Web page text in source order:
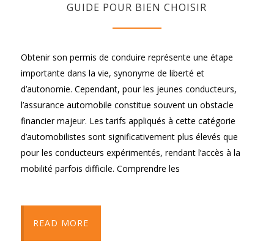
GUIDE POUR BIEN CHOISIR
Obtenir son permis de conduire représente une étape
importante dans la vie, synonyme de liberté et
d’autonomie. Cependant, pour les jeunes conducteurs,
l’assurance automobile constitue souvent un obstacle
financier majeur. Les tarifs appliqués à cette catégorie
d’automobilistes sont significativement plus élevés que
pour les conducteurs expérimentés, rendant l’accès à la
mobilité parfois difficile. Comprendre les
READ MORE